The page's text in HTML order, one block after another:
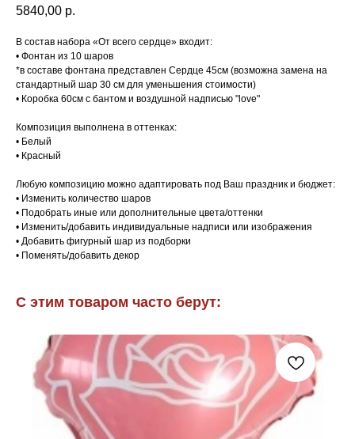
5840,00 р.
В состав набора «От всего сердце» входит:
• Фонтан из 10 шаров
*в составе фонтана представлен Сердце 45см (возможна замена на
стандартный шар 30 см для уменьшения стоимости)
• Коробка 60см с бантом и воздушной надписью "love"
Композиция выполнена в оттенках:
• Белый
• Красный
Любую композицию можно адаптировать под Ваш праздник и бюджет:
• Изменить количество шаров
• Подобрать иные или дополнительные цвета/оттенки
• Изменить/добавить индивидуальные надписи или изображения
• Добавить фигурный шар из подборки
• Поменять/добавить декор
С этим товаром часто берут: